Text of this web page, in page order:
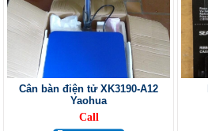
Cân bàn điện tử XK3190-A12
Yaohua
Call